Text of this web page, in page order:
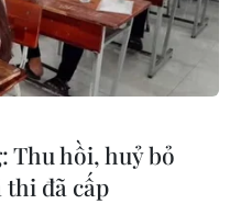
Thu hồi, huỷ bỏ
thi đã cấp